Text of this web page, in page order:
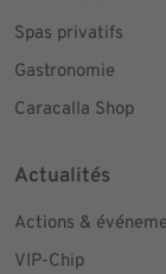
Spas privatifs
Gastronomie
Caracalla Shop
Actualités
Actions &
VIP-Chip